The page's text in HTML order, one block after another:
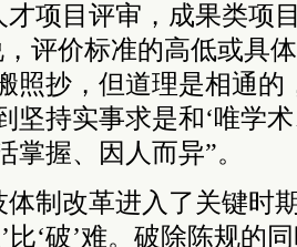
才项目评审，成果类项
评价标准的高低或具
照抄，但道理是相通的
坚持实事求是和‘唯学
掌握、因人而异”。
体制改革进入了关键时
比‘破’难。破除陈规的